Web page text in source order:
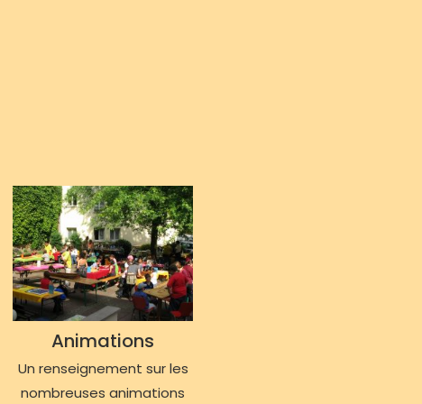
Animations
Un renseignement sur les
nombreuses animations